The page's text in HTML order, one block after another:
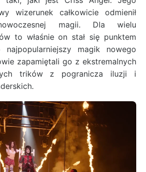
wizerunek całkowicie odmienił
magii. Dla wielu
to właśnie on stał się punktem
najpopularniejszy magik nowego
zapamiętali go z ekstremalnych
trików z pogranicza iluzji i